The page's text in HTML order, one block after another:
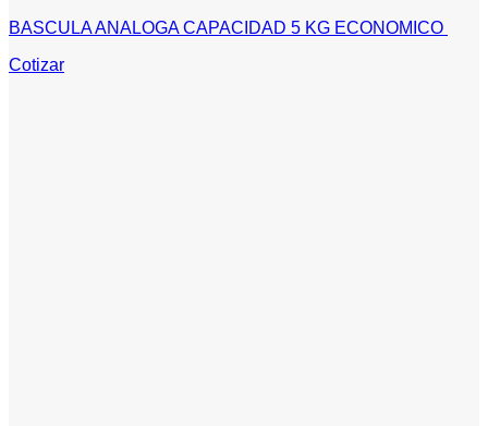
BASCULA ANALOGA CAPACIDAD 5 KG ECONOMICO
Cotizar